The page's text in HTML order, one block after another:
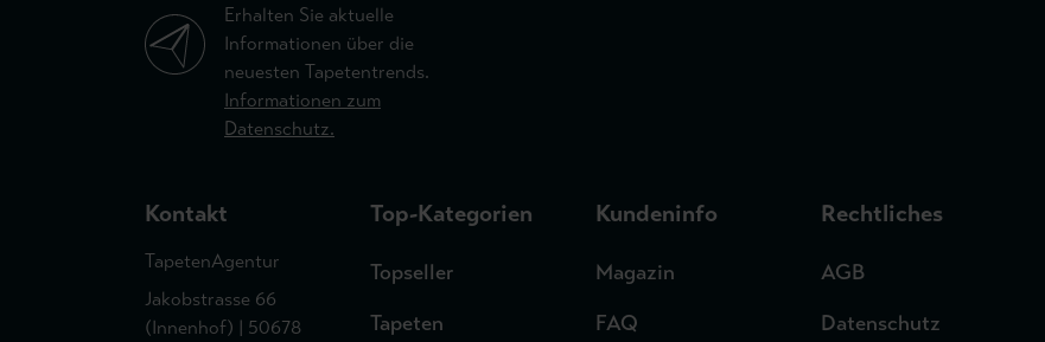
Erhalten Sie aktuelle
Informationen über die
neuesten Tapetentrends.
Informationen zum
Datenschutz.
Kontakt
TapetenAgentur
Jakobstrasse 66
(Innenhof) | 50678
Top-Kategorien
Topseller
Tapeten
Kundeninfo
Magazin
FAQ
Rechtliches
AGB
Datenschutz